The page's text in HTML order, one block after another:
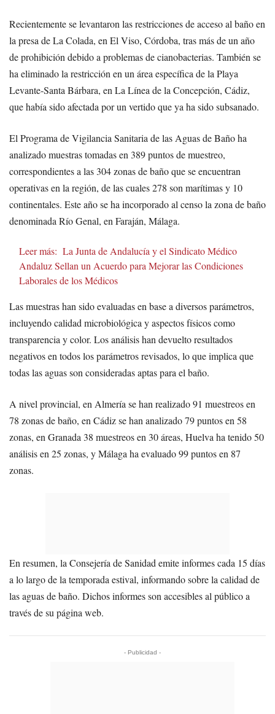
Recientemente se levantaron las restricciones de acceso al baño en
la presa de La Colada, en El Viso, Córdoba, tras más de un año
de prohibición debido a problemas de cianobacterias. También se
ha eliminado la restricción en un área específica de la Playa
Levante-Santa Bárbara, en La Línea de la Concepción, Cádiz,
que había sido afectada por un vertido que ya ha sido subsanado.
El Programa de Vigilancia Sanitaria de las Aguas de Baño ha
analizado muestras tomadas en 389 puntos de muestreo,
correspondientes a las 304 zonas de baño que se encuentran
operativas en la región, de las cuales 278 son marítimas y 10
continentales. Este año se ha incorporado al censo la zona de baño
denominada Río Genal, en Faraján, Málaga.
Leer más: La Junta de Andalucía y el Sindicato Médico
Andaluz Sellan un Acuerdo para Mejorar las Condiciones
Laborales de los Médicos
Las muestras han sido evaluadas en base a diversos parámetros,
incluyendo calidad microbiológica y aspectos físicos como
transparencia y color. Los análisis han devuelto resultados
negativos en todos los parámetros revisados, lo que implica que
todas las aguas son consideradas aptas para el baño.
A nivel provincial, en Almería se han realizado 91 muestreos en
78 zonas de baño, en Cádiz se han analizado 79 puntos en 58
zonas, en Granada 38 muestreos en 30 áreas, Huelva ha tenido 50
análisis en 25 zonas, y Málaga ha evaluado 99 puntos en 87
zonas.
En resumen, la Consejería de Sanidad emite informes cada 15 días
a lo largo de la temporada estival, informando sobre la calidad de
las aguas de baño. Dichos informes son accesibles al público a
través de su página web.
- Publicidad -